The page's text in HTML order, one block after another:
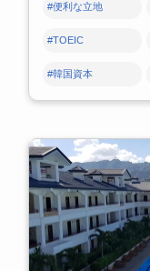
#便利な立地
#TOEIC
#韓国資本